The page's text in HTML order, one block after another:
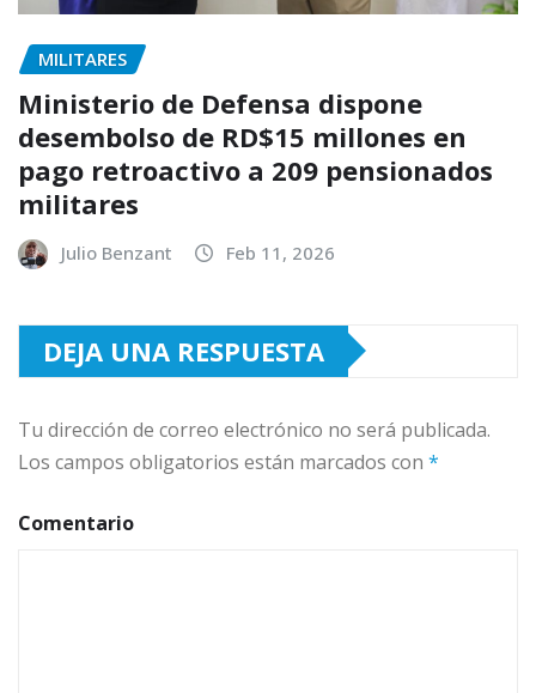
MILITARES
Ministerio de Defensa dispone
desembolso de RD$15 millones en
pago retroactivo a 209 pensionados
militares
Julio Benzant Feb 11, 2026
DEJA UNA RESPUESTA
Tu dirección de correo electrónico no será publicada.
Los campos obligatorios están marcados con *
Comentario